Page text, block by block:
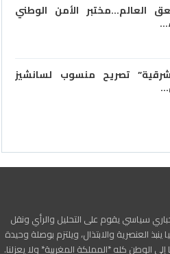
العالم…مختبر الأمن الوطني
تصريح منسوب لسانشيز
سياسي يقوم على التحليل والرأي ونقل
العنصرية والابتذال، ويلتزم بوصلة وحيدة
الوطن كله *المملكة المغربية* ولا يعزلنا.